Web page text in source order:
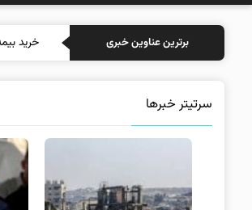
برترین عناوین خبری خرید ب
سرتیتر خبرها